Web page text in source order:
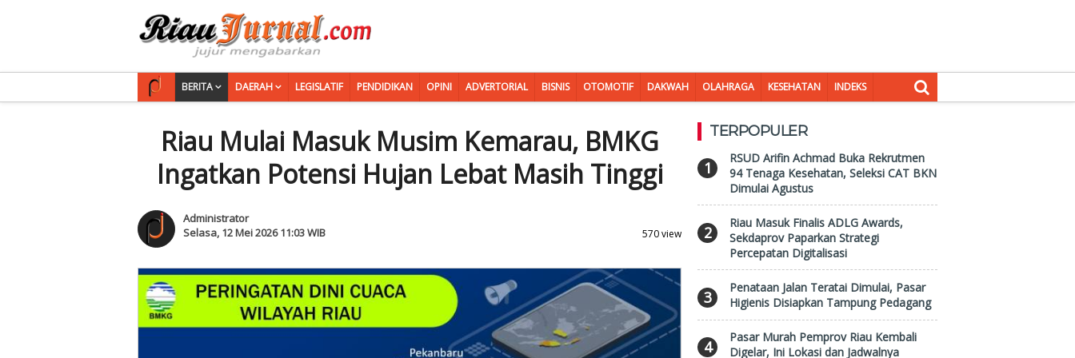
BERITA DAERAH LEGISLATIF PENDIDIKAN OPINI ADVERTORIAL BISNIS OTOMOTIF DAKWAH OLAHRAGA KESEHATAN INDEKS
Riau Mulai Masuk Musim Kemarau, BMKG
Ingatkan Potensi Hujan Lebat Masih Tinggi
Administrator
Selasa, 12 Mei 2026 11:03 WIB
570 view
TERPOPULER
1
RSUD Arifin Achmad Buka Rekrutmen
94 Tenaga Kesehatan, Seleksi CAT BKN
Dimulai Agustus
2
Riau Masuk Finalis ADLG Awards,
Sekdaprov Paparkan Strategi
Percepatan Digitalisasi
3
Penataan Jalan Teratai Dimulai, Pasar
Higienis Disiapkan Tampung Pedagang
4
Pasar Murah Pemprov Riau Kembali
Digelar, Ini Lokasi dan Jadwalnya